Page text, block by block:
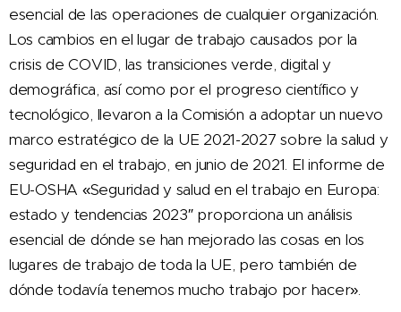
esencial de las operaciones de cualquier organización.
Los cambios en el lugar de trabajo causados por la
crisis de COVID, las transiciones verde, digital y
demográfica, así como por el progreso científico y
tecnológico, llevaron a la Comisión a adoptar un nuevo
marco estratégico de la UE 2021-2027 sobre la salud y
seguridad en el trabajo, en junio de 2021. El informe de
EU-OSHA «Seguridad y salud en el trabajo en Europa:
estado y tendencias 2023″ proporciona un análisis
esencial de dónde se han mejorado las cosas en los
lugares de trabajo de toda la UE, pero también de
dónde todavía tenemos mucho trabajo por hacer».